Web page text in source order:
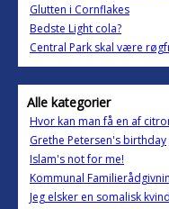
Glutten i Cornflakes
Bedste Light cola?
Central Park skal være
Alle kategorier
Hvor kan man få en af
Grethe Petersen's birthday
Islam's not for me!
Kommunal
Jeg elsker en somalisk